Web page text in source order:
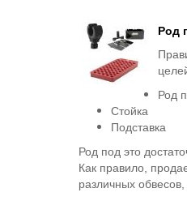
Род
Род
Стойка
Подставка
Род под это
Как правило,
различных